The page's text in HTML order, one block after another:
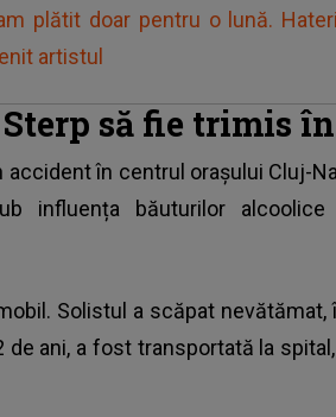
plătit doar pentru o lună.
artistul
să fie trimis
în centrul orașului Cluj-
influența băuturilor
Solistul a scăpat
ani, a fost transportată la